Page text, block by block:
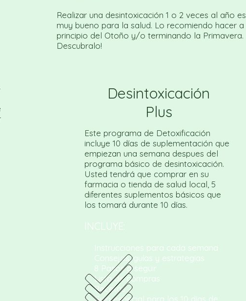
Realizar una desintoxicación 1 o 2 veces al año es
muy bueno para la salud. Lo recomiendo hacer a
principio del Otoño y/o terminando la Primavera.
Descubralo!
Desintoxicación
Plus
Este programa de Detoxificación
incluye 10 días de suplementación que
empiezan una semana despues del
programa básico de desintoxicación.
Usted tendrá que comprar en su
farmacia o tienda de salud local, 5
diferentes suplementos básicos que
los tomará durante 10 días.
INCLUYE:
Instrucciones para cada semana
Consejos, guías y estrategias
8 Pasos a seguir
Lista de compras
Recetas
Guía especial para los 10 días de